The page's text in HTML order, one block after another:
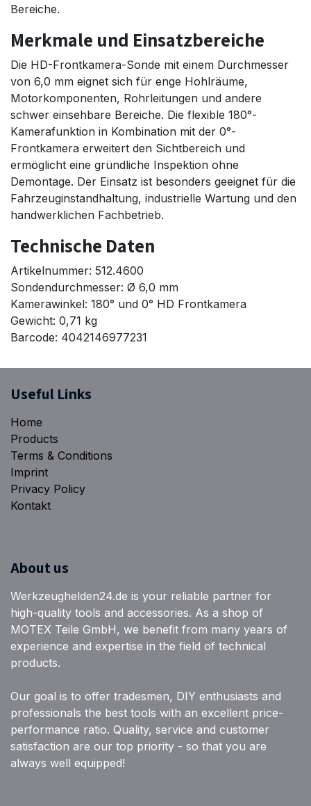
Bereiche.
Merkmale und Einsatzbereiche
Die HD-Frontkamera-Sonde mit einem Durchmesser
von 6,0 mm eignet sich für enge Hohlräume,
Motorkomponenten, Rohrleitungen und andere
schwer einsehbare Bereiche. Die flexible 180°-
Kamerafunktion in Kombination mit der 0°-
Frontkamera erweitert den Sichtbereich und
ermöglicht eine gründliche Inspektion ohne
Demontage. Der Einsatz ist besonders geeignet für die
Fahrzeuginstandhaltung, industrielle Wartung und den
handwerklichen Fachbetrieb.
Technische Daten
Artikelnummer: 512.4600
Sondendurchmesser: Ø 6,0 mm
Kamerawinkel: 180° und 0° HD Frontkamera
Gewicht: 0,71 kg
Barcode: 4042146977231
​Useful Links
Home
Products
Terms & Conditions
Imprint
Privacy Policy
Kontakt
About us
Werkzeughelden24.de is your reliable partner for
high-quality tools and accessories. As a shop of
MOTEX Teile GmbH, we benefit from many years of
experience and expertise in the field of technical
products.
Our goal is to offer tradesmen, DIY enthusiasts and
professionals the best tools with an excellent price-
performance ratio. Quality, service and customer
satisfaction are our top priority - so that you are
always well equipped!